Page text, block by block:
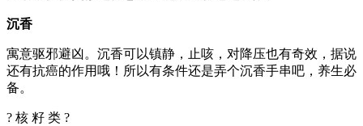
沉香
寓意驱邪避凶。沉香可以镇静，止咳，对降压也有奇效，据说
还有抗癌的作用哦！所以有条件还是弄个沉香手串吧，养生必
备。
? 核 籽 类 ?